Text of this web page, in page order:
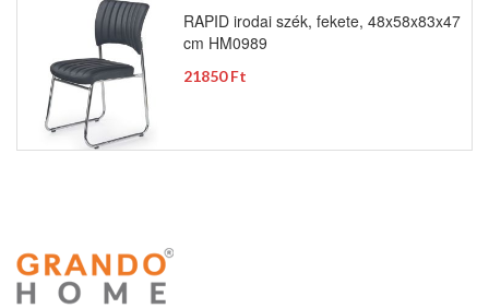
RAPID irodai szék, fekete, 48x58x83x47
cm HM0989
21850 Ft